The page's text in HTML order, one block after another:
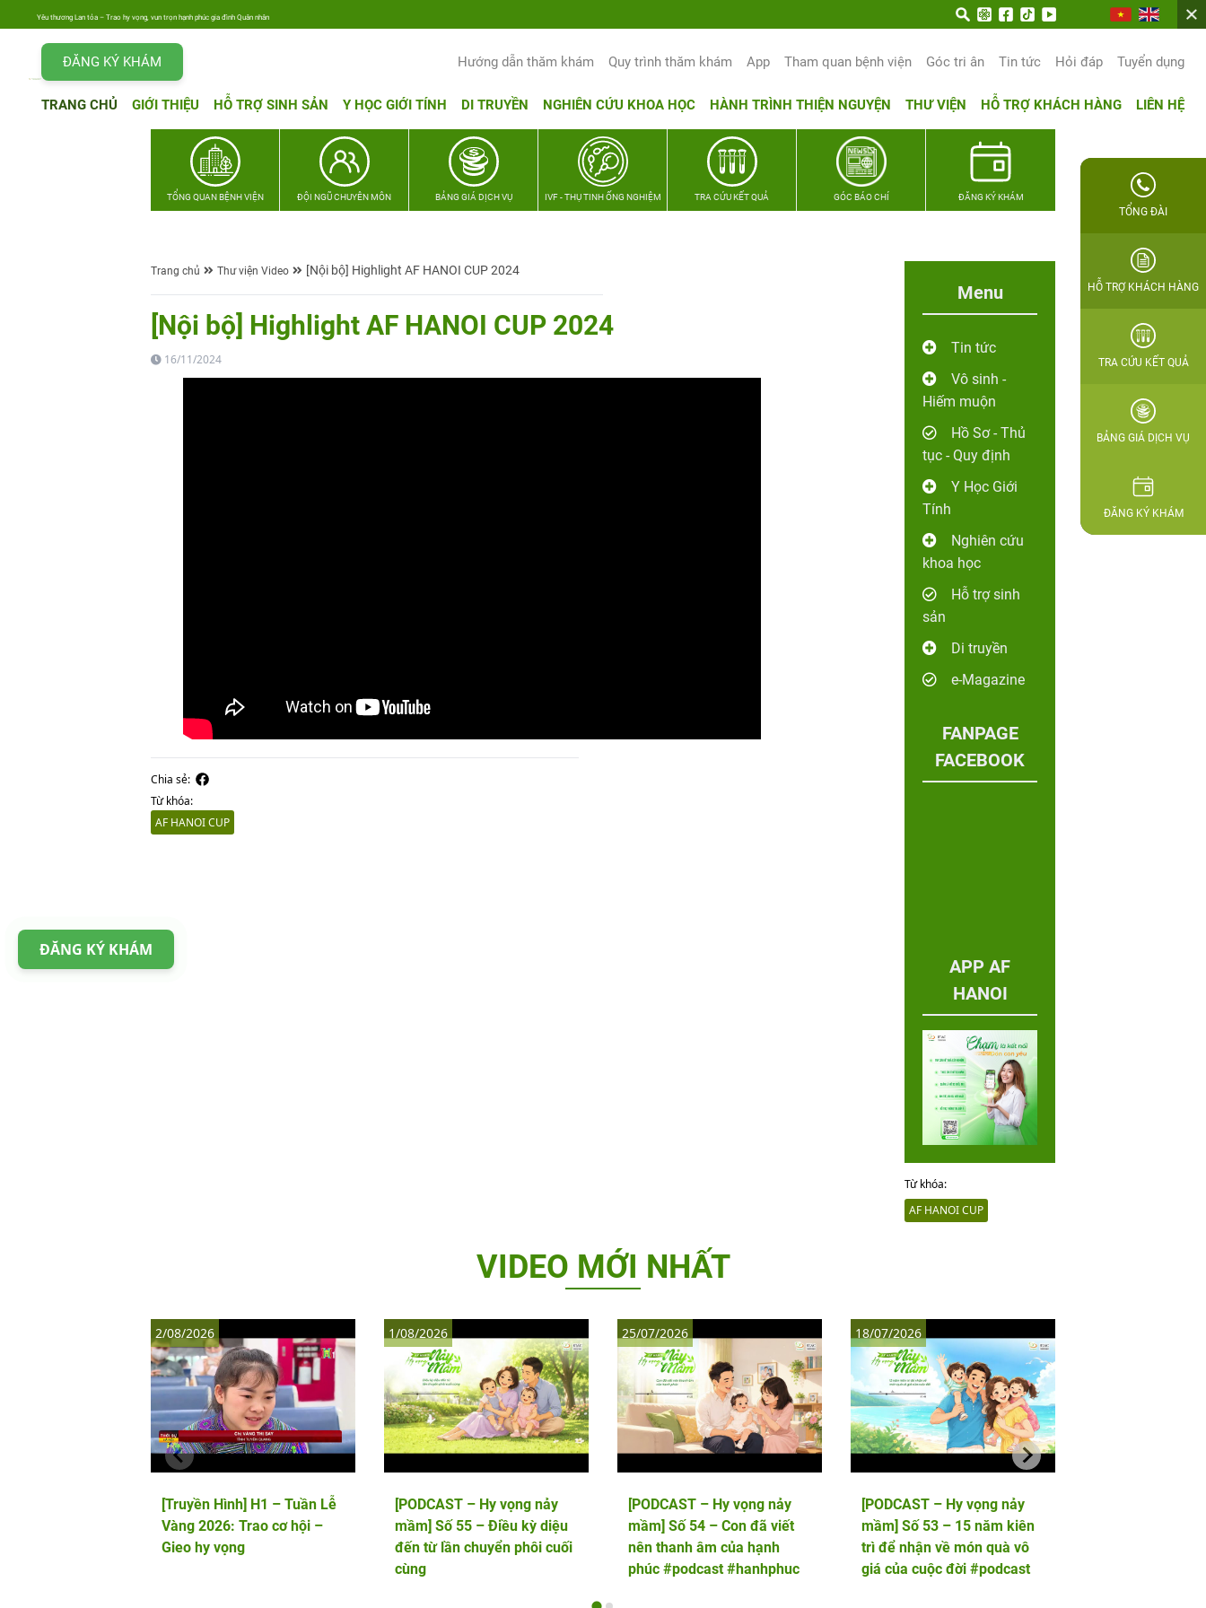
Yêu thương Lan tỏa – Trao hy vọng, vun trọn hạnh phúc gia đình Quân nhân
ĐĂNG KÝ KHÁM Hướng dẫn thăm khám Quy trình thăm khám App Tham quan bệnh viện Góc tri ân Tin tức Hỏi đáp Tuyển dụng
TRANG CHỦ GIỚI THIỆU HỖ TRỢ SINH SẢN Y HỌC GIỚI TÍNH DI TRUYỀN NGHIÊN CỨU KHOA HỌC HÀNH TRÌNH THIỆN NGUYỆN THƯ VIỆN HỖ TRỢ KHÁCH HÀNG LIÊN HỆ
TỔNG QUAN BỆNH VIỆN ĐỘI NGŨ CHUYÊN MÔN BẢNG GIÁ DỊCH VỤ IVF - THỤ TINH ỐNG NGHIỆM TRA CỨU KẾT QUẢ GÓC BÁO CHÍ ĐĂNG KÝ KHÁM
Trang chủ Thư viện Video [Nội bộ] Highlight AF HANOI CUP 2024
[Nội bộ] Highlight AF HANOI CUP 2024
16/11/2024
Chia sẻ:
Từ khóa:
AF HANOI CUP
Menu
Tin tức
Vô sinh -
Hiếm muộn
Hồ Sơ - Thủ
tục - Quy định
Y Học Giới
Tính
Nghiên cứu
khoa học
Hỗ trợ sinh
sản
Di truyền
e-Magazine
FANPAGE
FACEBOOK
APP AF
HANOI
Từ khóa:
AF HANOI CUP
VIDEO MỚI NHẤT
[Truyền Hình] H1 – Tuần Lễ
Vàng 2026: Trao cơ hội –
Gieo hy vọng
2/08/2026
[PODCAST – Hy vọng nảy
mầm] Số 55 – Điều kỳ diệu
đến từ lần chuyển phôi cuối
cùng
1/08/2026
[PODCAST – Hy vọng nảy
mầm] Số 54 – Con đã viết
nên thanh âm của hạnh
phúc #podcast #hanhphuc
25/07/2026
[PODCAST – Hy vọng nảy
mầm] Số 53 – 15 năm kiên
trì để nhận về món quà vô
giá của cuộc đời #podcast
18/07/2026
TỔNG ĐÀI
HỖ TRỢ KHÁCH HÀNG
TRA CỨU KẾT QUẢ
BẢNG GIÁ DỊCH VỤ
ĐĂNG KÝ KHÁM
ĐĂNG KÝ KHÁM